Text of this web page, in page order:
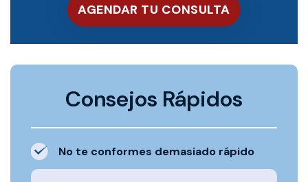
Consejos Rápidos
No te conformes demasiado rápido